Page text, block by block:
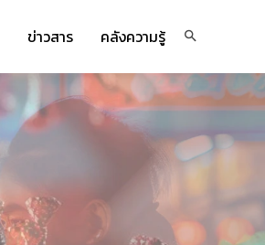
ข่าวสาร คลังความรู้